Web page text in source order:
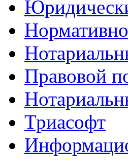
Правовой
Триасофт